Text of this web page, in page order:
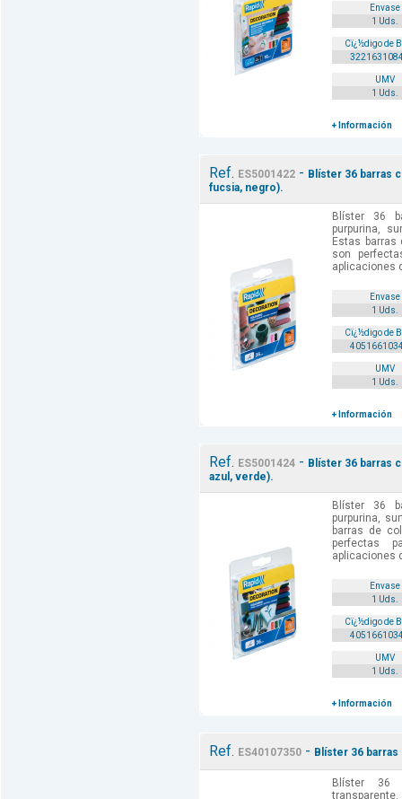
Envase
1 Uds.
Cï¿½digo de
UMV
1 Uds.
+ Información
Ref. ES5001422 - Blíster 36 barras
fucsia, negro).
Blíster 36
purpurina,
Estas barras
son
aplicaciones
Envase
1 Uds.
Cï¿½digo de
UMV
1 Uds.
+ Información
Ref. ES5001424 - Blíster 36 barras
azul, verde).
Blíster 36
purpurina,
barras de
perfectas
aplicaciones
Envase
1 Uds.
Cï¿½digo de
UMV
1 Uds.
+ Información
Ref. ES40107350 - Blíster 36
Blíster 36